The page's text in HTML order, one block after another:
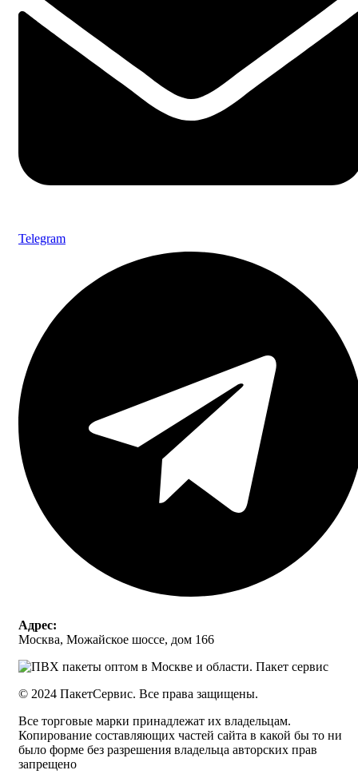
Telegram
Адрес:
Москва, Можайское шоссе, дом 166
© 2024 ПакетСервис. Все права защищены.
Все торговые марки принадлежат их владельцам.
Копирование составляющих частей сайта в какой бы то ни
было форме без разрешения владельца авторских прав
запрещено